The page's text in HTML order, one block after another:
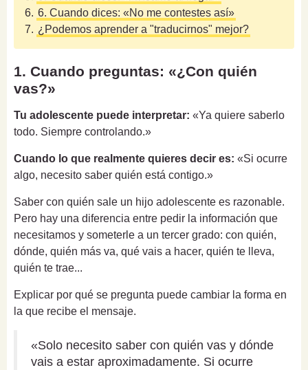
6. 6. Cuando dices: «No me contestes así»
7. ¿Podemos aprender a "traducirnos" mejor?
1. Cuando preguntas: «¿Con quién
vas?»
Tu adolescente puede interpretar: «Ya quiere saberlo
todo. Siempre controlando.»
Cuando lo que realmente quieres decir es: «Si ocurre
algo, necesito saber quién está contigo.»
Saber con quién sale un hijo adolescente es razonable.
Pero hay una diferencia entre pedir la información que
necesitamos y someterle a un tercer grado: con quién,
dónde, quién más va, qué vais a hacer, quién te lleva,
quién te trae...
Explicar por qué se pregunta puede cambiar la forma en
la que recibe el mensaje.
«Solo necesito saber con quién vas y dónde
vais a estar aproximadamente. Si ocurre